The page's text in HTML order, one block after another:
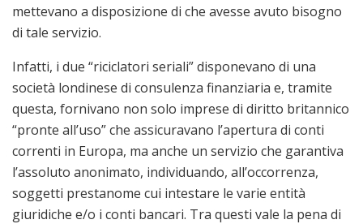
mettevano a disposizione di che avesse avuto bisogno
di tale servizio.
Infatti, i due “riciclatori seriali” disponevano di una
società londinese di consulenza finanziaria e, tramite
questa, fornivano non solo imprese di diritto britannico
“pronte all’uso” che assicuravano l’apertura di conti
correnti in Europa, ma anche un servizio che garantiva
l’assoluto anonimato, individuando, all’occorrenza,
soggetti prestanome cui intestare le varie entità
giuridiche e/o i conti bancari. Tra questi vale la pena di